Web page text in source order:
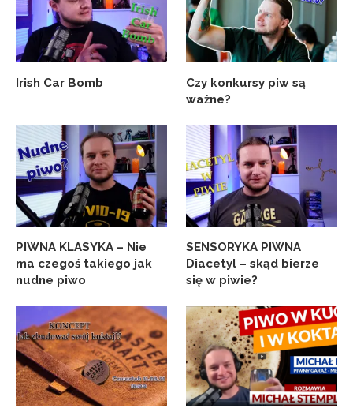
Irish Car Bomb
Czy konkursy piw są
ważne?
PIWNA KLASYKA – Nie
ma czegoś takiego jak
nudne piwo
SENSORYKA PIWNA
Diacetyl – skąd bierze
się w piwie?